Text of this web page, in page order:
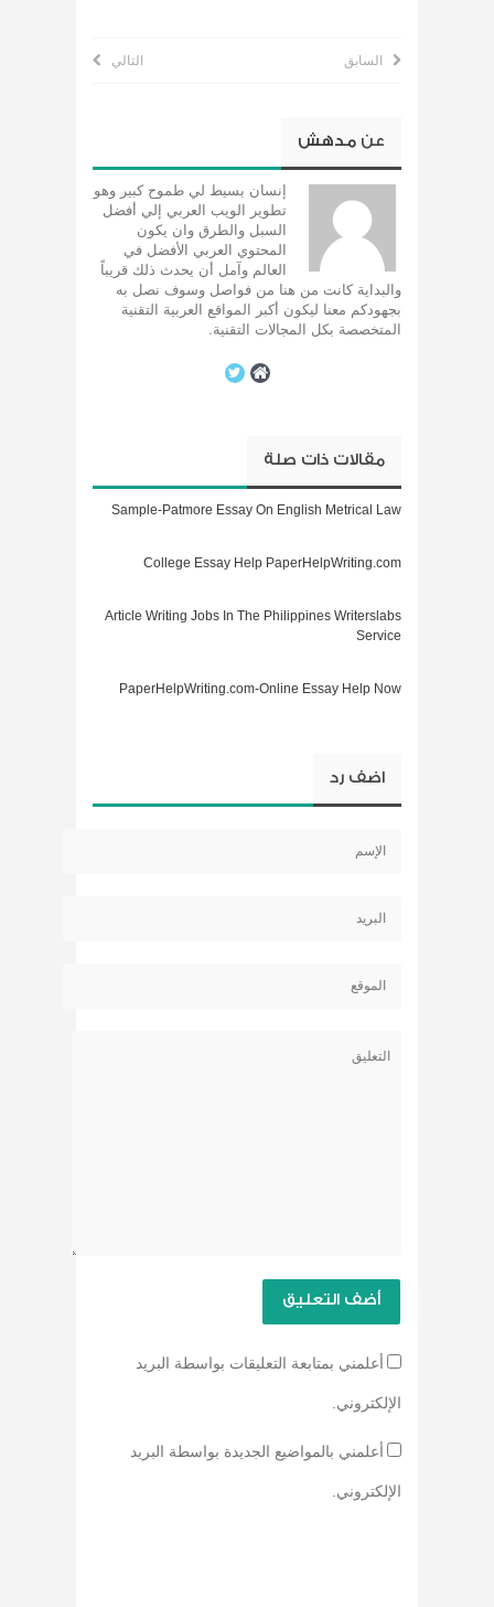
السابق التالي
عن مدهش
إنسان بسيط لي طموح كبير وهو
تطوير الويب العربي إلي أفضل
السبل والطرق وان يكون
المحتوي العربي الأفضل في
العالم وآمل أن يحدث ذلك قريباً
والبداية كانت من هنا من فواصل وسوف نصل به
بجهودكم معنا ليكون أكبر المواقع العربية التقنية
المتخصصة بكل المجالات التقنية.
مقالات ذات صلة
Sample-Patmore Essay On English Metrical Law
College Essay Help PaperHelpWriting.com
Article Writing Jobs In The Philippines Writerslabs
Service
PaperHelpWriting.com-Online Essay Help Now
اضف رد
أعلمني بمتابعة التعليقات بواسطة البريد
الإلكتروني.
أعلمني بالمواضيع الجديدة بواسطة البريد
الإلكتروني.